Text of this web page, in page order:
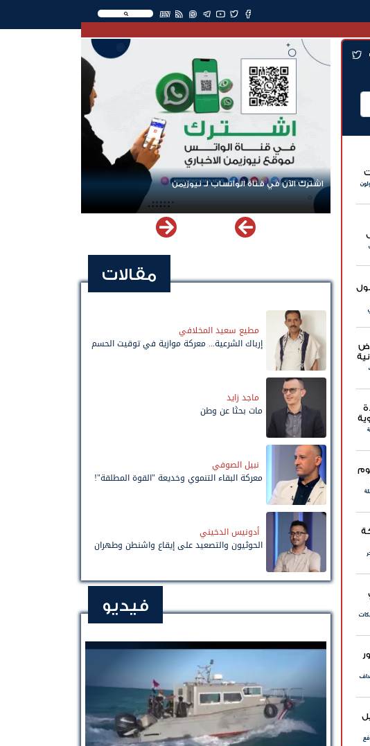
EN
اشترك الآن في قناة الواتساب لـ نيوزيمن
مقالات
مطيع سعيد المخلافي
إرباك الشرعية... معركة موازية في توقيت الحسم
ماجد زايد
مات بحثًا عن وطن
نبيل الصوفي
معركة البقاء التنموي وخديعة "القوة المطلقة"!
أدونيس الدخيني
الحوثيون والتصعيد على إيقاع واشنطن وطهران
فيديو